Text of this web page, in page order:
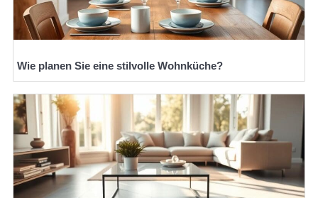
Wie planen Sie eine stilvolle Wohnküche?